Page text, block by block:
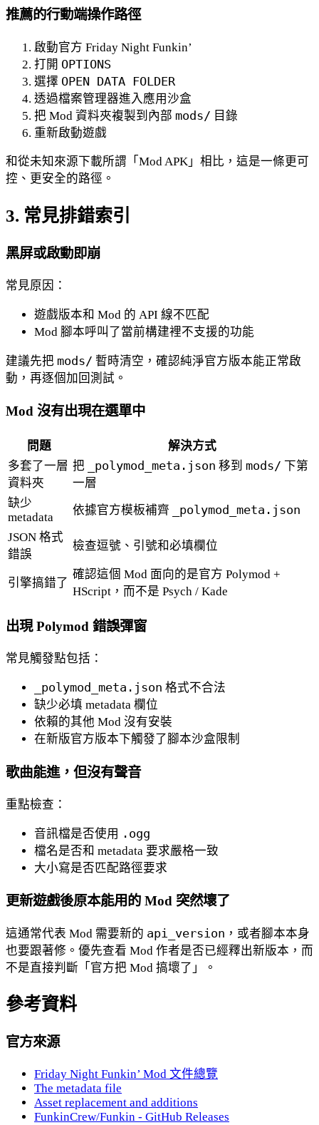
推薦的行動端操作路徑
啟動官方 Friday Night Funkin’
打開 OPTIONS
選擇 OPEN DATA FOLDER
透過檔案管理器進入應用沙盒
把 Mod 資料夾複製到內部 mods/ 目錄
重新啟動遊戲
和從未知來源下載所謂「Mod APK」相比，這是一條更可
控、更安全的路徑。
3. 常見排錯索引
黑屏或啟動即崩
常見原因：
遊戲版本和 Mod 的 API 線不匹配
Mod 腳本呼叫了當前構建裡不支援的功能
建議先把 mods/ 暫時清空，確認純淨官方版本能正常啟
動，再逐個加回測試。
Mod 沒有出現在選單中
問題
解決方式
多套了一層
資料夾
把 _polymod_meta.json 移到 mods/ 下第
一層
缺少
metadata
依據官方模板補齊
_polymod_meta.json
JSON 格式
錯誤
檢查逗號、引號和必填欄位
引擎搞錯了
確認這個 Mod 面向的是官方 Polymod +
HScript，而不是 Psych / Kade
出現 Polymod 錯誤彈窗
常見觸發點包括：
_polymod_meta.json 格式不合法
缺少必填 metadata 欄位
依賴的其他 Mod 沒有安裝
在新版官方版本下觸發了腳本沙盒限制
歌曲能進，但沒有聲音
重點檢查：
音訊檔是否使用 .ogg
檔名是否和 metadata 要求嚴格一致
大小寫是否匹配路徑要求
更新遊戲後原本能用的 Mod 突然壞了
這通常代表 Mod 需要新的 api_version ，或者腳本本身
也要跟著修。優先查看 Mod 作者是否已經釋出新版本，而
不是直接判斷「官方把 Mod 搞壞了」。
參考資料
官方來源
Friday Night Funkin’ Mod 文件總覽
The metadata file
Asset replacement and additions
FunkinCrew/Funkin - GitHub Releases